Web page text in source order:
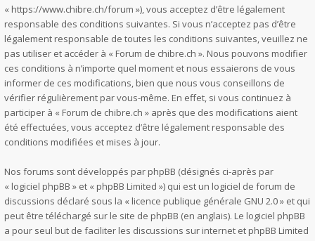
« https://www.chibre.ch/forum »), vous acceptez d’être légalement
responsable des conditions suivantes. Si vous n’acceptez pas d’être
légalement responsable de toutes les conditions suivantes, veuillez ne
pas utiliser et accéder à « Forum de chibre.ch ». Nous pouvons modifier
ces conditions à n’importe quel moment et nous essaierons de vous
informer de ces modifications, bien que nous vous conseillons de
vérifier régulièrement par vous-même. En effet, si vous continuez à
participer à « Forum de chibre.ch » après que des modifications aient
été effectuées, vous acceptez d’être légalement responsable des
conditions modifiées et mises à jour.
Nos forums sont développés par phpBB (désignés ci-après par
« logiciel phpBB » et « phpBB Limited ») qui est un logiciel de forum de
discussions déclaré sous la « licence publique générale GNU 2.0» et qui
peut être téléchargé sur le site de phpBB (en anglais). Le logiciel phpBB
a pour seul but de faciliter les discussions sur internet et phpBB Limited